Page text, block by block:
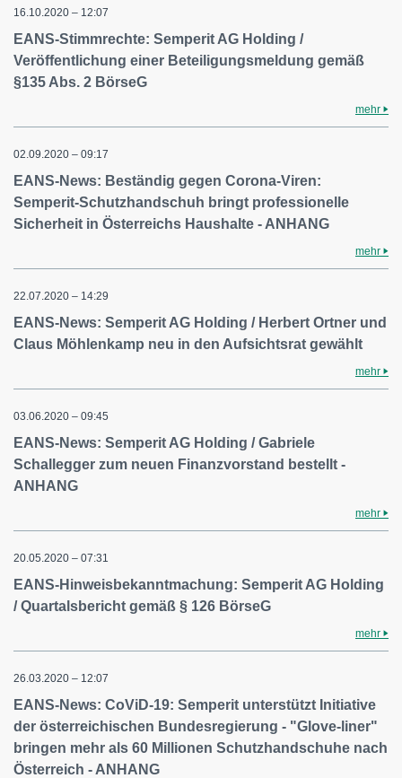
16.10.2020 – 12:07
EANS-Stimmrechte: Semperit AG Holding /
Veröffentlichung einer Beteiligungsmeldung gemäß
§135 Abs. 2 BörseG
mehr
02.09.2020 – 09:17
EANS-News: Beständig gegen Corona-Viren:
Semperit-Schutzhandschuh bringt professionelle
Sicherheit in Österreichs Haushalte - ANHANG
mehr
22.07.2020 – 14:29
EANS-News: Semperit AG Holding / Herbert Ortner und
Claus Möhlenkamp neu in den Aufsichtsrat gewählt
mehr
03.06.2020 – 09:45
EANS-News: Semperit AG Holding / Gabriele
Schallegger zum neuen Finanzvorstand bestellt -
ANHANG
mehr
20.05.2020 – 07:31
EANS-Hinweisbekanntmachung: Semperit AG Holding
/ Quartalsbericht gemäß § 126 BörseG
mehr
26.03.2020 – 12:07
EANS-News: CoViD-19: Semperit unterstützt Initiative
der österreichischen Bundesregierung - "Glove-liner"
bringen mehr als 60 Millionen Schutzhandschuhe nach
Österreich - ANHANG